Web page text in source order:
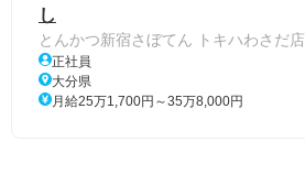
し
とんかつ新宿さぼてん トキハわさだ店
正社員
大分県
月給25万1,700円～35万8,000円